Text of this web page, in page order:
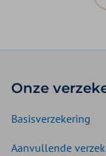
Onze
Basisverzekering
Aanvullende